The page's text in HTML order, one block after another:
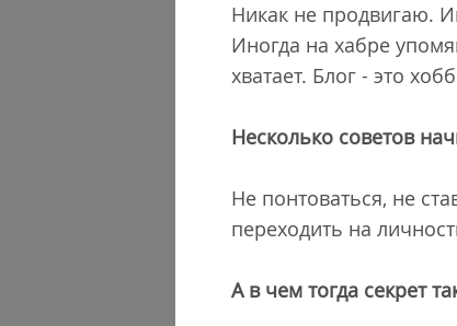
Никак не продвигаю.
Иногда на хабре
хватает. Блог - это
Несколько советов
Не понтоваться, не
переходить на
А в чем тогда секрет